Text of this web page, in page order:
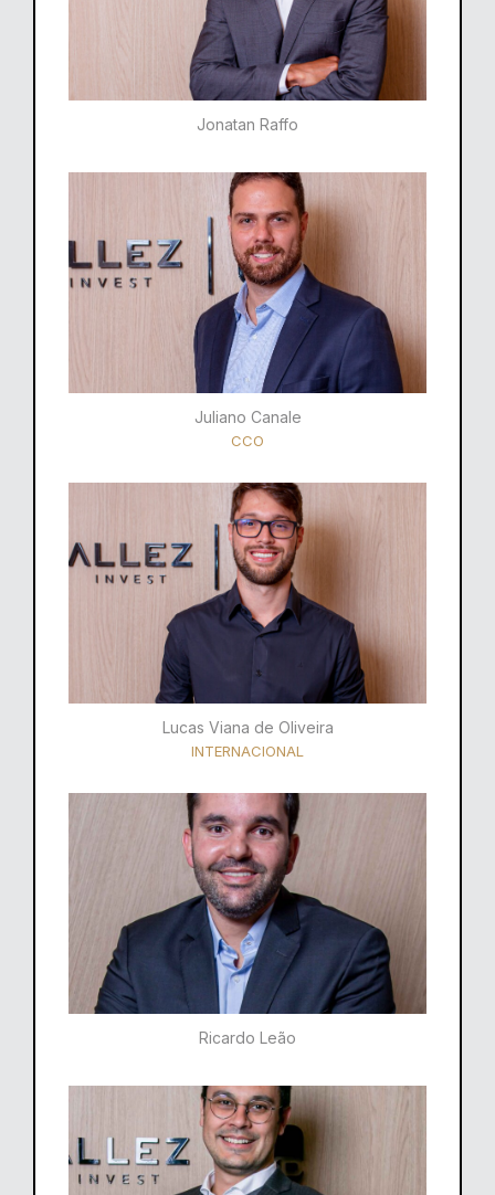
Jonatan Raffo
Juliano Canale
CCO
Lucas Viana de Oliveira
INTERNACIONAL
Ricardo Leão​